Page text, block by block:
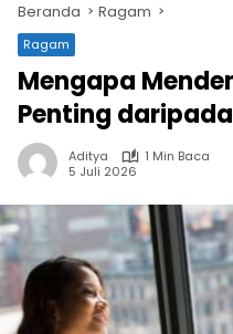
Beranda Ragam
Ragam
Mengapa
Penting
Aditya
1 Min Baca
5 Juli 2026